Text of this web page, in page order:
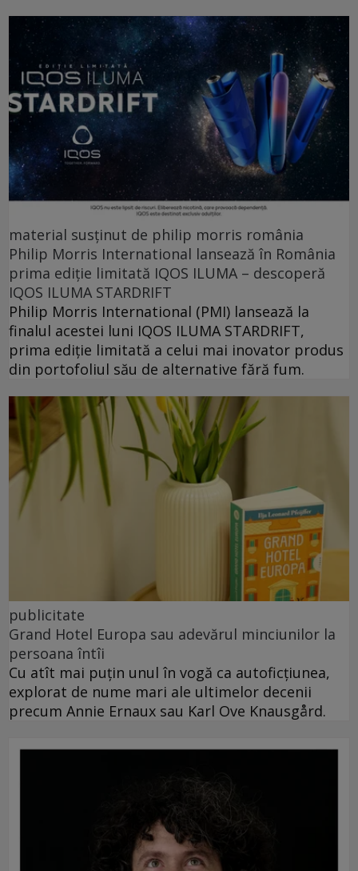
material susținut de philip morris românia
Philip Morris International lansează în România
prima ediție limitată IQOS ILUMA – descoperă
IQOS ILUMA STARDRIFT
Philip Morris International (PMI) lansează la
finalul acestei luni IQOS ILUMA STARDRIFT,
prima ediție limitată a celui mai inovator produs
din portofoliul său de alternative fără fum.
publicitate
Grand Hotel Europa sau adevărul minciunilor la
persoana întîi
Cu atît mai puțin unul în vogă ca autoficțiunea,
explorat de nume mari ale ultimelor decenii
precum Annie Ernaux sau Karl Ove Knausgård.